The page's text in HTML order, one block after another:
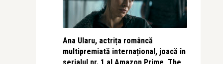
Ana Ularu, actrița româncă
multipremiată internațional, joacă în